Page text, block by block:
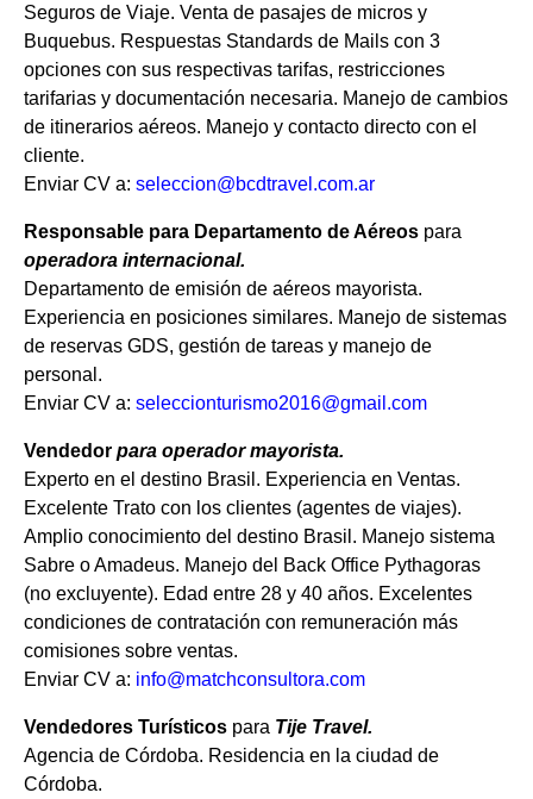
Seguros de Viaje. Venta de pasajes de micros y
Buquebus. Respuestas Standards de Mails con 3
opciones con sus respectivas tarifas, restricciones
tarifarias y documentación necesaria. Manejo de cambios
de itinerarios aéreos. Manejo y contacto directo con el
cliente.
Enviar CV a: seleccion@bcdtravel.com.ar
Responsable para Departamento de Aéreos para
operadora internacional.
Departamento de emisión de aéreos mayorista.
Experiencia en posiciones similares. Manejo de sistemas
de reservas GDS, gestión de tareas y manejo de
personal.
Enviar CV a: seleccionturismo2016@gmail.com
Vendedor para operador mayorista.
Experto en el destino Brasil. Experiencia en Ventas.
Excelente Trato con los clientes (agentes de viajes).
Amplio conocimiento del destino Brasil. Manejo sistema
Sabre o Amadeus. Manejo del Back Office Pythagoras
(no excluyente). Edad entre 28 y 40 años. Excelentes
condiciones de contratación con remuneración más
comisiones sobre ventas.
Enviar CV a: info@matchconsultora.com
Vendedores Turísticos para Tije Travel.
Agencia de Córdoba. Residencia en la ciudad de
Córdoba.